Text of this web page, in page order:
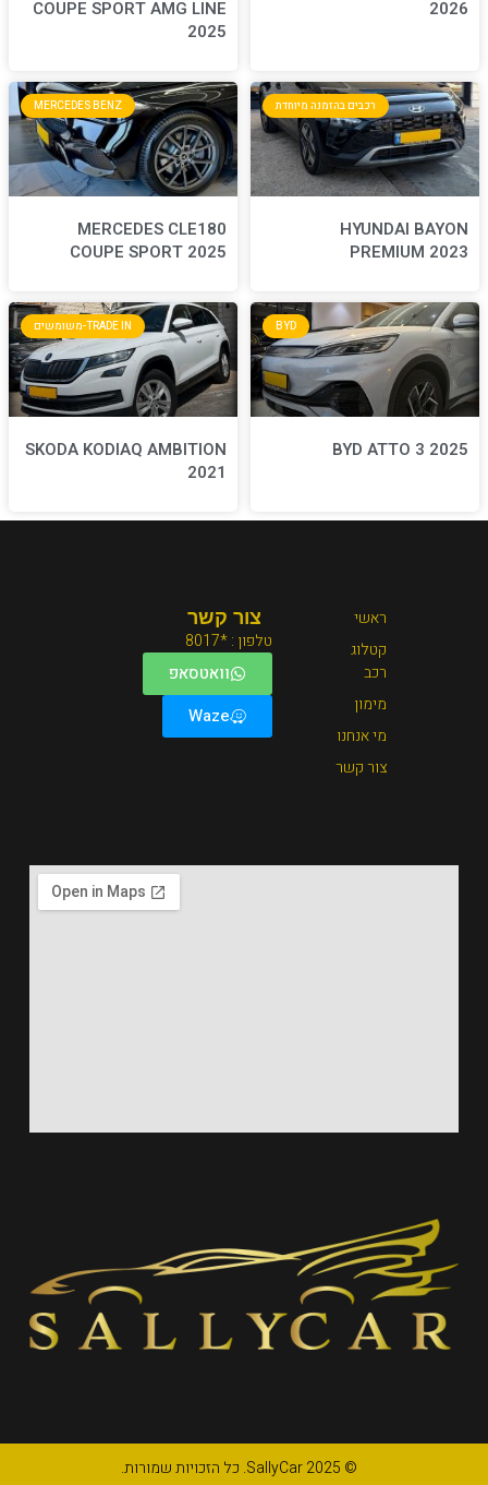
COUPE SPORT AMG LINE
MERCEDES BENZ
MERCEDES CLE180
COUPE SPORT 2025
BYD TRADE IN-משומשים
SKODA KODIAQ AMBITION
צור קשר
וואטסאפ
Waze